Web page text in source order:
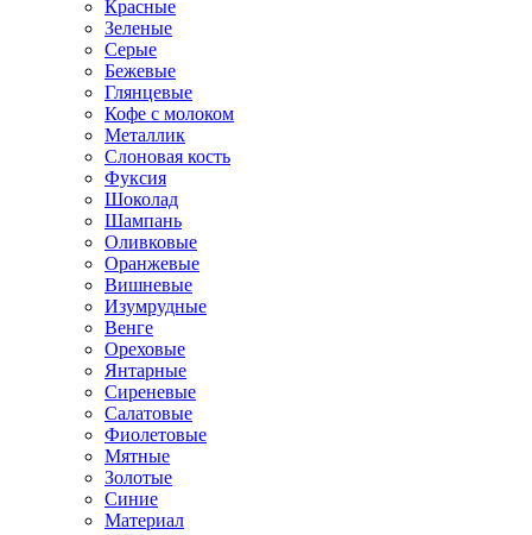
Красные
Зеленые
Серые
Бежевые
Глянцевые
Кофе с молоком
Металлик
Слоновая кость
Фуксия
Шоколад
Шампань
Оливковые
Оранжевые
Вишневые
Изумрудные
Венге
Ореховые
Янтарные
Сиреневые
Салатовые
Фиолетовые
Мятные
Золотые
Синие
Материал